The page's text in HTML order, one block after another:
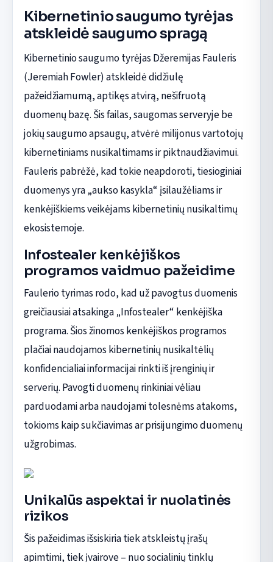
Kibernetinio saugumo tyrėjas
atskleidė saugumo spragą
Kibernetinio saugumo tyrėjas Džeremijas Fauleris
(Jeremiah Fowler) atskleidė didžiulę
pažeidžiamumą, aptikęs atvirą, nešifruotą
duomenų bazę. Šis failas, saugomas serveryje be
jokių saugumo apsaugų, atvėrė milijonus vartotojų
kibernetiniams nusikaltimams ir piktnaudžiavimui.
Fauleris pabrėžė, kad tokie neapdoroti, tiesioginiai
duomenys yra „aukso kasykla“ įsilaužėliams ir
kenkėjiškiems veikėjams kibernetinių nusikaltimų
ekosistemoje.
Infostealer kenkėjiškos
programos vaidmuo pažeidime
Faulerio tyrimas rodo, kad už pavogtus duomenis
greičiausiai atsakinga „Infostealer“ kenkėjiška
programa. Šios žinomos kenkėjiškos programos
plačiai naudojamos kibernetinių nusikaltėlių
konfidencialiai informacijai rinkti iš įrenginių ir
serverių. Pavogti duomenų rinkiniai vėliau
parduodami arba naudojami tolesnėms atakoms,
tokioms kaip sukčiavimas ar prisijungimo duomenų
užgrobimas.
Unikalūs aspektai ir nuolatinės
rizikos
Šis pažeidimas išsiskiria tiek atskleistų įrašų
apimtimi, tiek įvairove – nuo socialinių tinklų